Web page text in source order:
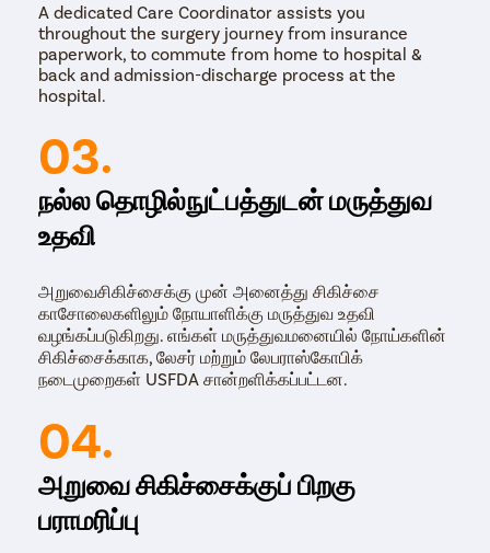
A dedicated Care Coordinator assists you
throughout the surgery journey from insurance
paperwork, to commute from home to hospital &
back and admission-discharge process at the
hospital.
03.
நல்ல தொழில்நுட்பத்துடன் மருத்துவ
உதவி
அறுவைசிகிச்சைக்கு முன் அனைத்து சிகிச்சை
காசோலைகளிலும் நோயாளிக்கு மருத்துவ உதவி
வழங்கப்படுகிறது. எங்கள் மருத்துவமனையில் நோய்களின்
சிகிச்சைக்காக, லேசர் மற்றும் லேபராஸ்கோபிக்
நடைமுறைகள் USFDA சான்றளிக்கப்பட்டன.
04.
அறுவை சிகிச்சைக்குப் பிறகு
பராமரிப்பு